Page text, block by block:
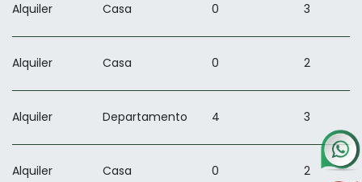
Alquiler Casa 0 3
Alquiler Casa 0 2
Alquiler Departamento 4 3
Alquiler Casa 0 2